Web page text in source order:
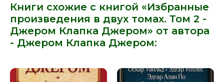
Книги схожие с книгой «Избранные
произведения в двух томах. Том 2 -
Джером Клапка Джером» от автора
- Джером Клапка Джером: